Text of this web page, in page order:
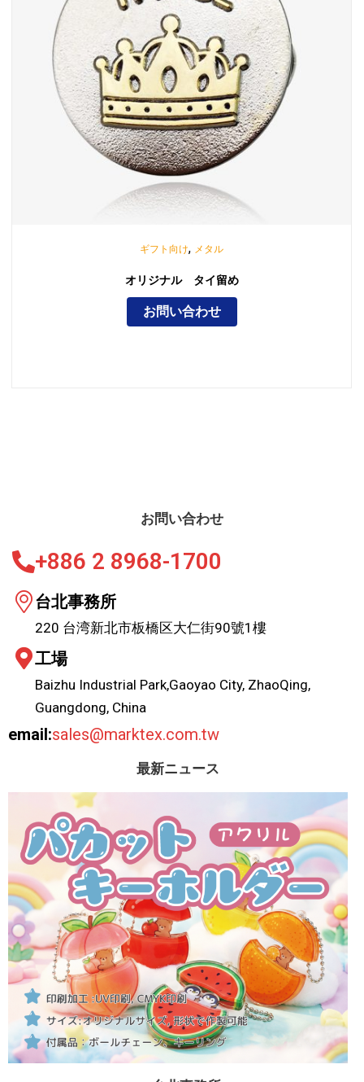
ギフト向け, メタル
オリジナル タイ留め
お問い合わせ
お問い合わせ
+886 2 8968-1700
台北事務所
220 台湾新北市板橋区大仁街90號1樓
工場
Baizhu Industrial Park,Gaoyao City, ZhaoQing,
Guangdong, China
email:sales@marktex.com.tw
最新ニュース